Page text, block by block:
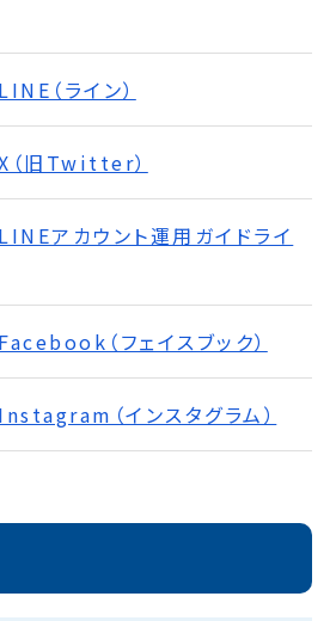
（ライン）
（旧Twitter）
アカウント運用ガイドライ
（フェイスブック）
（インスタグラム）